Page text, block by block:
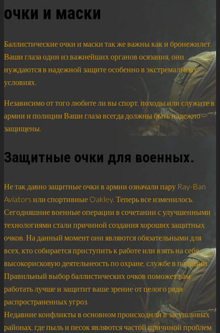
очки и маски
Баллистические очки и маски так же важны как и бронежилет.
Ваши глаза один из важнейших органов осязания, они
нуждаются в надежной защите особенно в экстремальных
условиях.
Независимо от того любите ли вы спорт, походы или служите в
армии и полиции Ваши глаза всегда должны быть надежно
защищены.
Защитные очки для военных.
Не так давно защитные очки в армии означали пару Ray-Ban
Aviators или спортивные Oakley. Теперь все изменилось.
Сегодняшние военные операции в сочетании с улучшенными
технологиями стали причиной создания хороших защитных
очков. На данный момент они являются обязательными для
всех, кто собирается приступить к работе или взять на себя
высокорисковую деятельнеость по охране, службе в полиции.
Правильный выбор баллистических очков поможет вам
работать лучше и защитит ваше зрение от целого ряда
распространенных угроз.
Недавние конфликты в основном происходили в засушливых
районах, где пыль и песок являются частой причиной проблем